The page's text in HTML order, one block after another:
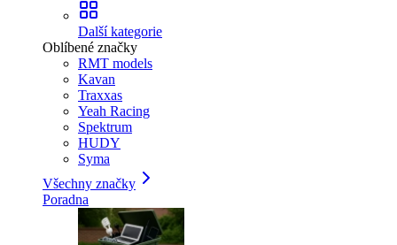
Další kategorie
Oblíbené značky
RMT models
Kavan
Traxxas
Yeah Racing
Spektrum
HUDY
Syma
Všechny značky
Poradna